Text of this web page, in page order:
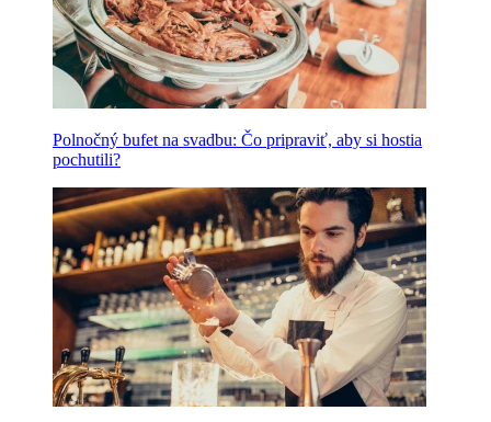
Polnočný bufet na svadbu: Čo pripraviť, aby si hostia
pochutili?